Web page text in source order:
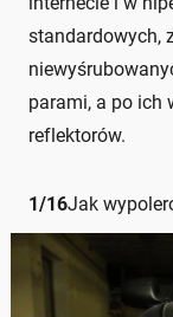
standardowych,
parami, a po ich
reflektorów.
1/16Jak